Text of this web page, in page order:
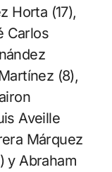
Horta (17),
Carlos
(8),
Aveille
Márquez
y Abraham